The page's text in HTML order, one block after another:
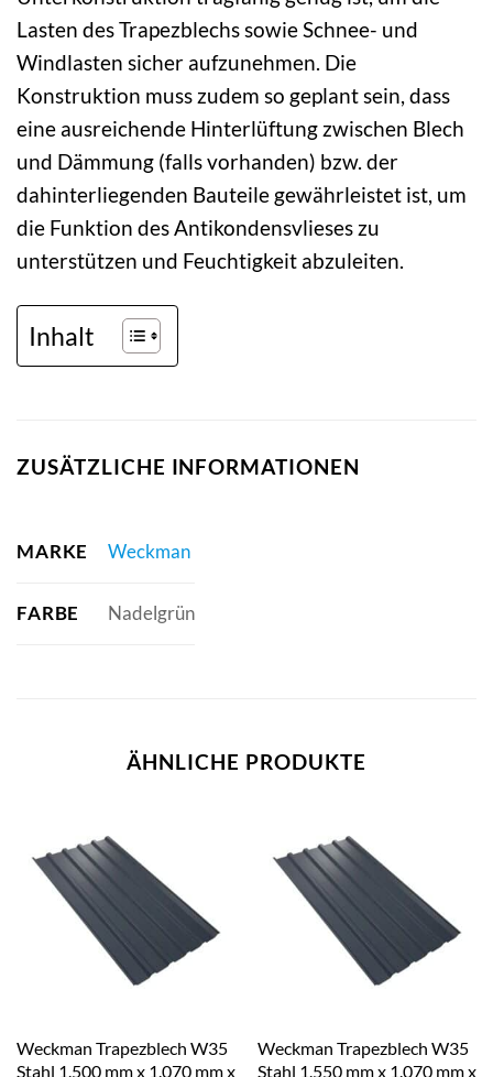
Lasten des Trapezblechs sowie Schnee- und
Windlasten sicher aufzunehmen. Die
Konstruktion muss zudem so geplant sein, dass
eine ausreichende Hinterlüftung zwischen Blech
und Dämmung (falls vorhanden) bzw. der
dahinterliegenden Bauteile gewährleistet ist, um
die Funktion des Antikondensvlieses zu
unterstützen und Feuchtigkeit abzuleiten.
Inhalt
ZUSÄTZLICHE INFORMATIONEN
MARKE Weckman
FARBE Nadelgrün
ÄHNLICHE PRODUKTE
Weckman Trapezblech W35
Stahl 1.500 mm x 1.070 mm x
Weckman Trapezblech W35
Stahl 1.550 mm x 1.070 mm x